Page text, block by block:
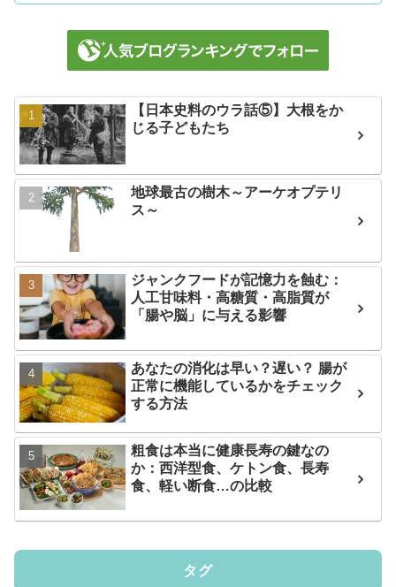
【日本史料のウラ話⑤】大根をか
じる子どもたち
地球最古の樹木～アーケオプテリ
ス～
ジャンクフードが記憶力を蝕む：
人工甘味料・高糖質・高脂質が
「腸や脳」に与える影響
あなたの消化は早い？遅い？ 腸が
正常に機能しているかをチェック
する方法
粗食は本当に健康長寿の鍵なの
か：西洋型食、ケトン食、長寿
食、軽い断食…の比較
タグ